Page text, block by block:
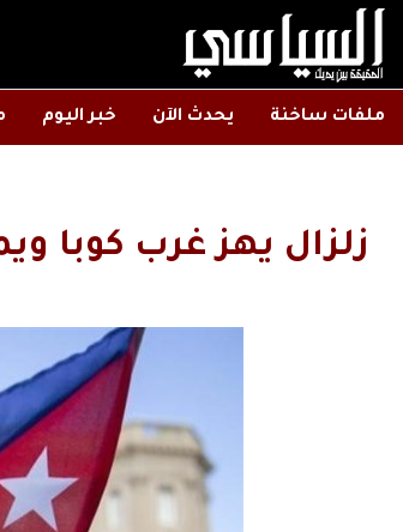
ملفات ساخنة يحدث الآن خبر اليوم
زلزال يهز غرب كوبا